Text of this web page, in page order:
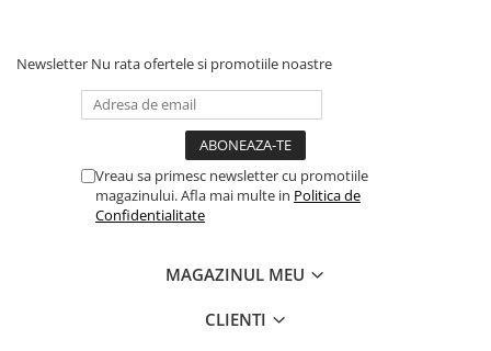
Sei
Coliere si cleme sa
Angrenaje bicicleta
Foi angrenaj
Angrenaj pedalier
Newsletter Nu rata ofertele si promotiile noastre
Vreau sa primesc newsletter cu promotiile
magazinului. Afla mai multe in Politica de
Confidentialitate
MAGAZINUL MEU
CLIENTI